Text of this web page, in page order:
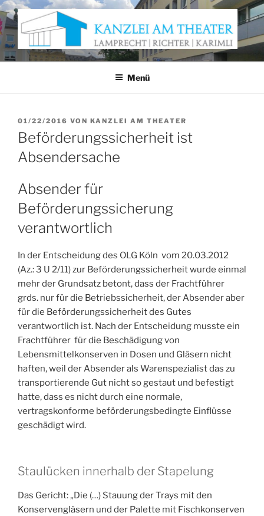
Zum
Inhalt
springen
KANZLEI AM THEATER
Anwaltskanzlei Würzburg
Menü
VERÖFFENTLICHT
AM
01/22/2016 VON KANZLEI AM THEATER
Beförderungssicherheit ist
Absendersache
Absender für
Beförderungssicherung
verantwortlich
In der Entscheidung des OLG Köln vom 20.03.2012
(Az.: 3 U 2/11) zur Beförderungssicherheit wurde einmal
mehr der Grundsatz betont, dass der Frachtführer
grds. nur für die Betriebssicherheit, der Absender aber
für die Beförderungssicherheit des Gutes
verantwortlich ist. Nach der Entscheidung musste ein
Frachtführer für die Beschädigung von
Lebensmittelkonserven in Dosen und Gläsern nicht
haften, weil der Absender als Warenspezialist das zu
transportierende Gut nicht so gestaut und befestigt
hatte, dass es nicht durch eine normale,
vertragskonforme beförderungsbedingte Einflüsse
geschädigt wird.
Staulücken innerhalb der Stapelung
Das Gericht: „Die (…) Stauung der Trays mit den
Konservengläsern und der Palette mit Fischkonserven